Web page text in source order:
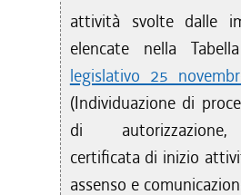
attività svolte dalle
elencate nella
legislativo 25
(Individuazione di
di autorizzazione,
certificata di inizio
assenso e